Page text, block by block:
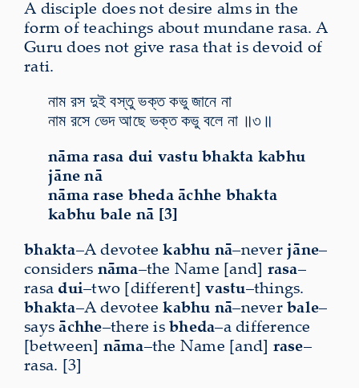
A disciple does not desire alms in the
form of teachings about mundane rasa. A
Guru does not give rasa that is devoid of
rati.
নাম রস দুই বস্তু ভক্ত কভু জানে না
নাম রসে ভেদ আছে ভক্ত কভু বলে না ॥৩॥
nāma rasa dui vastu bhakta kabhu
jāne nā
nāma rase bheda āchhe bhakta
kabhu bale nā [3]
bhakta–A devoteekabhu nā–neverjāne–
considers nāma–the Name [and] rasa–
rasa dui–two [different]vastu–things.
bhakta–A devoteekabhu nā–neverbale–
saysāchhe–there isbheda–a difference
[between] nāma–the Name [and] rase–
rasa. [3]